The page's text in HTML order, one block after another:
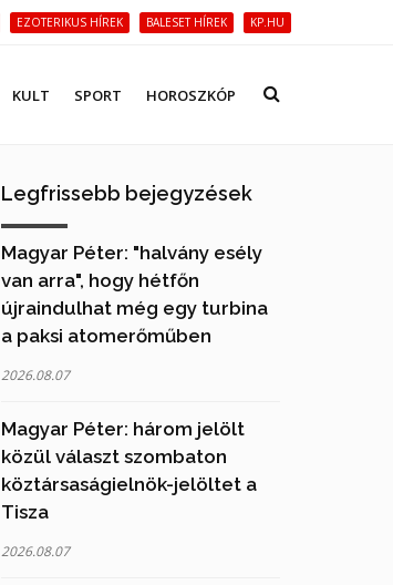
EZOTERIKUS HÍREK BALESET HÍREK KP.HU
KULT SPORT HOROSZKÓP
Legfrissebb bejegyzések
Magyar Péter: "halvány esély
van arra", hogy hétfőn
újraindulhat még egy turbina
a paksi atomerőműben
2026.08.07
Magyar Péter: három jelölt
közül választ szombaton
köztársaságielnök-jelöltet a
Tisza
2026.08.07